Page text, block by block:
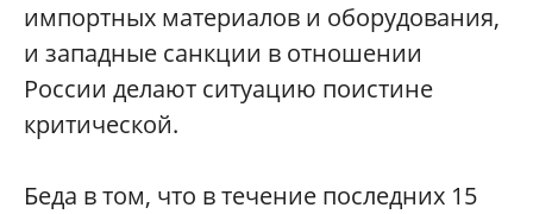
импортных материалов и оборудования,
и западные санкции в отношении
России делают ситуацию поистине
критической.
Беда в том, что в течение последних 15